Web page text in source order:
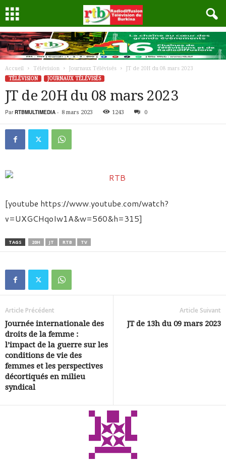
Accueil Télévision Journaux Télévisés
JT de 20H du 08 mars 2023
TÉLÉVISION
JOURNAUX TÉLÉVISÉS
JT de 20H du 08 mars 2023
Par RTBMULTIMEDIA - 8 mars 2023 1243 0
[youtube https://www.youtube.com/watch?
v=UXGCHqoIw1A&w=560&h=315]
TAGS 20H JT RTB TV
Article Précédent
Journée internationale des
droits de la femme :
l’impact de la guerre sur les
conditions de vie des
femmes et les perspectives
décortiqués en milieu
syndical
Article Suivant
JT de 13h du 09 mars 2023